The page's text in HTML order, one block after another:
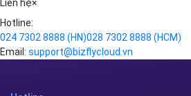
Bizfly Cloud
BÀI VIẾT LIÊN QUAN